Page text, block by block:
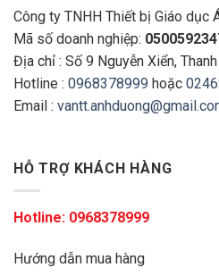
Công ty TNHH Thiết bị Giáo dục
Mã số doanh nghiệp:
Địa chỉ : Số 9 Nguyễn Xiển,
Hotline : 0968378999 hoặc
Email :
HỖ TRỢ KHÁCH HÀNG
Hotline: 0968378999
Hướng dẫn mua hàng